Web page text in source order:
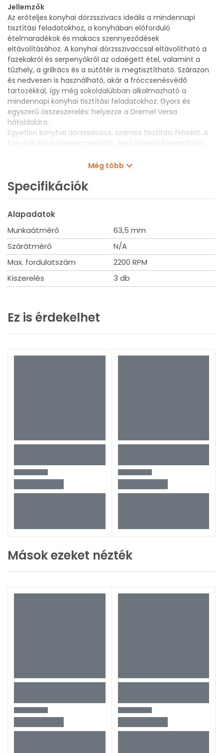
Jellemzők
Az erőteljes konyhai dörzsszivacs ideális a mindennapi
tisztítási feladatokhoz, a konyhában előforduló
ételmaradékok és makacs szennyeződések
eltávolításához. A konyhai dörzsszivaccsal eltávolítható a
fazekakról és serpenyőkről az odaégett étel, valamint a
tűzhely, a grillrács és a sütőtér is megtisztítható. Szárazon
és nedvesen is használható, akár a fröccsenésvédő
tartozékkal, így még sokoldalúbban alkalmazható a
mindennapi konyhai tisztítási feladatokhoz. Gyors és
egyszerű összeszerelés: helyezze a Dremel Versa
hátoldalára.
Egyetlen konyhai dörzsszivacs, számos tisztítási feladat. A
konyhai dörzsszivacs mosható, így többször használható.
Szélesség: 63,5 mm
Maximális ford/perc: 2.200 ford/perc
Még több
Specifikációk
Alapadatok
Munkaátmérő
63,5 mm
Szárátmérő
N/A
Max. fordulatszám
2200 RPM
Kiszerelés
3 db
Ez is érdekelhet
Mások ezeket nézték